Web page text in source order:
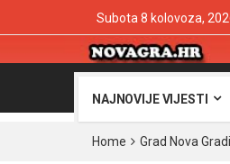
Subota 8 kolovoza,
NAJNOVIJE VIJESTI
Home Grad Nova